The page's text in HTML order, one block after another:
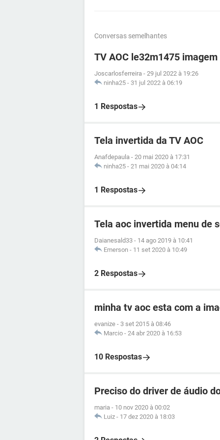
Conversas semelhantes
TV AOC le32m1475
Joscarlosferreira - 29 jul 2022 à 19:26
ninha25 - 31 jul 2022 à 06:19
1 Respostas
Tela invertida da TV AOC
Anafdepaula - 20 mai 2020 à 17:31
ninha25 - 21 mai 2020 à 04:14
1 Respostas
Tela aoc invertida menu de
Daianesald33 - 14 ago 2019 à 10:41
Emerson - 11 set 2020 à 10:49
2 Respostas
minha tv aoc esta com a
evanize - 3 set 2015 à 08:46
Marcio - 24 abr 2020 à 16:53
10 Respostas
Preciso do driver de áudio
maria - 10 nov 2020 à 00:02
Luiz - 17 dez 2020 à 18:03